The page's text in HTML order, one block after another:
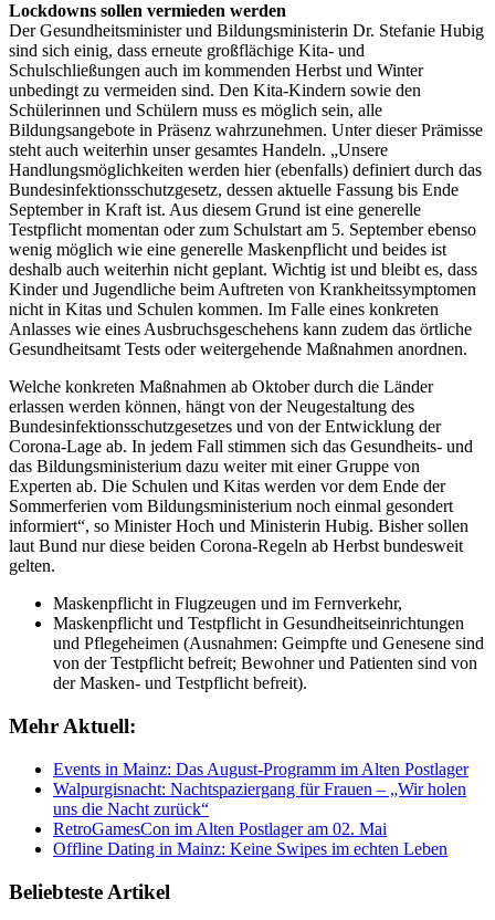
Lockdowns sollen vermieden werden
Der Gesundheitsminister und Bildungsministerin Dr. Stefanie Hubig
sind sich einig, dass erneute großflächige Kita- und
Schulschließungen auch im kommenden Herbst und Winter
unbedingt zu vermeiden sind. Den Kita-Kindern sowie den
Schülerinnen und Schülern muss es möglich sein, alle
Bildungsangebote in Präsenz wahrzunehmen. Unter dieser Prämisse
steht auch weiterhin unser gesamtes Handeln. „Unsere
Handlungsmöglichkeiten werden hier (ebenfalls) definiert durch das
Bundesinfektionsschutzgesetz, dessen aktuelle Fassung bis Ende
September in Kraft ist. Aus diesem Grund ist eine generelle
Testpflicht momentan oder zum Schulstart am 5. September ebenso
wenig möglich wie eine generelle Maskenpflicht und beides ist
deshalb auch weiterhin nicht geplant. Wichtig ist und bleibt es, dass
Kinder und Jugendliche beim Auftreten von Krankheitssymptomen
nicht in Kitas und Schulen kommen. Im Falle eines konkreten
Anlasses wie eines Ausbruchsgeschehens kann zudem das örtliche
Gesundheitsamt Tests oder weitergehende Maßnahmen anordnen.
Welche konkreten Maßnahmen ab Oktober durch die Länder
erlassen werden können, hängt von der Neugestaltung des
Bundesinfektionsschutzgesetzes und von der Entwicklung der
Corona-Lage ab. In jedem Fall stimmen sich das Gesundheits- und
das Bildungsministerium dazu weiter mit einer Gruppe von
Experten ab. Die Schulen und Kitas werden vor dem Ende der
Sommerferien vom Bildungsministerium noch einmal gesondert
informiert“, so Minister Hoch und Ministerin Hubig. Bisher sollen
laut Bund nur diese beiden Corona-Regeln ab Herbst bundesweit
gelten.
Maskenpflicht in Flugzeugen und im Fernverkehr,
Maskenpflicht und Testpflicht in Gesundheitseinrichtungen
und Pflegeheimen (Ausnahmen: Geimpfte und Genesene sind
von der Testpflicht befreit; Bewohner und Patienten sind von
der Masken- und Testpflicht befreit).
Mehr Aktuell:
Events in Mainz: Das August-Programm im Alten Postlager
Walpurgisnacht: Nachtspaziergang für Frauen – „Wir holen
uns die Nacht zurück“
RetroGamesCon im Alten Postlager am 02. Mai
Offline Dating in Mainz: Keine Swipes im echten Leben
Beliebteste Artikel